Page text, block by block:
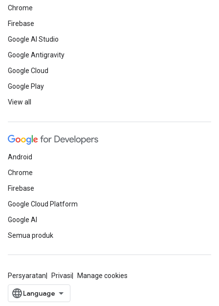
Chrome
Firebase
Google AI Studio
Google Antigravity
Google Cloud
Google Play
View all
Android
Chrome
Firebase
Google Cloud Platform
Google AI
Semua produk
Persyaratan Privasi Manage cookies